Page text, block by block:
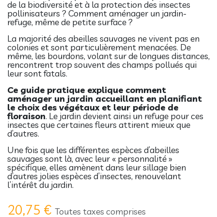
de la biodiversité et à la protection des insectes
pollinisateurs ? Comment aménager un jardin-
refuge, même de petite surface ?
La majorité des abeilles sauvages ne vivent pas en
colonies et sont particulièrement menacées. De
même, les bourdons, volant sur de longues distances,
rencontrent trop souvent des champs pollués qui
leur sont fatals.
Ce guide pratique explique comment
aménager un jardin accueillant en planifiant
le choix des végétaux et leur période de
floraison. Le jardin devient ainsi un refuge pour ces
insectes que certaines fleurs attirent mieux que
d’autres.
Une fois que les différentes espèces d’abeilles
sauvages sont là, avec leur « personnalité »
spécifique, elles amènent dans leur sillage bien
d’autres jolies espèces d’insectes, renouvelant
l’intérêt du jardin.
20,75 € Toutes taxes comprises